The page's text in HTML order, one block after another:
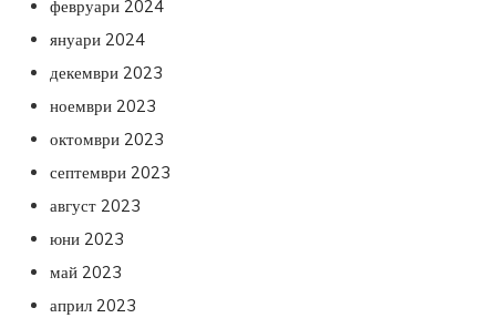
февруари 2024
януари 2024
декември 2023
ноември 2023
октомври 2023
септември 2023
август 2023
юни 2023
май 2023
април 2023